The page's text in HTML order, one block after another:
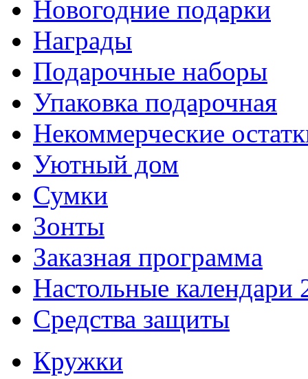
Новогодние подарки
Награды
Подарочные наборы
Упаковка подарочная
Некоммерческие
Уютный дом
Сумки
Зонты
Заказная программа
Настольные календари
Средства защиты
Кружки